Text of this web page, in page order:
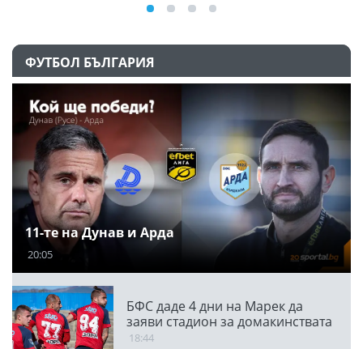
ФУТБОЛ БЪЛГАРИЯ
11-те на Дунав и Арда
20:05
БФС даде 4 дни на Марек да
заяви стадион за домакинствата
18:44